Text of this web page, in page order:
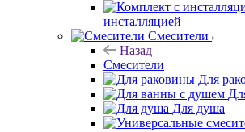
инсталляцией
Смесители
Назад
Смесители
Для
Для душа